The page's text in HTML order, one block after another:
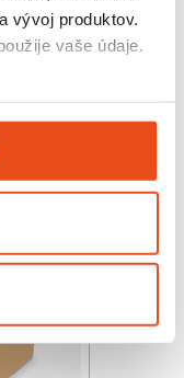
vývoj produktov.
vaše údaje.
geografickej
vaše osobné
vekom
/ bal.